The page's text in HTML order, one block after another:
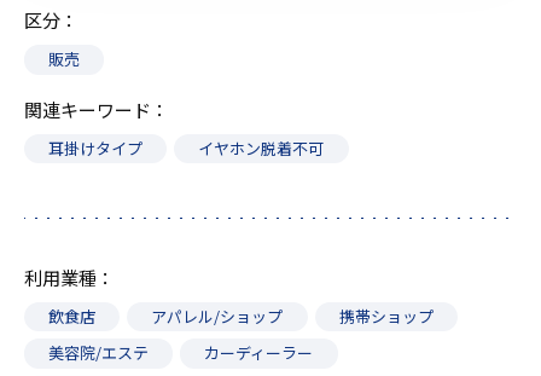
区分
販売
関連キーワード
耳掛けタイプ イヤホン脱着不可
利用業種
飲食店 アパレル/ショップ
携帯ショップ
美容院/エステ
カーディーラー